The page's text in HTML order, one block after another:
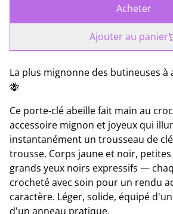
Acheter
Ajouter au panier
La plus mignonne des butineuses
🐝
Ce porte-clé abeille fait main au
accessoire mignon et joyeux qui
instantanément un trousseau de
trousse. Corps jaune et noir,
grands yeux noirs expressifs —
crocheté avec soin pour un rendu
caractère. Léger, solide, équipé
d'un anneau pratique.